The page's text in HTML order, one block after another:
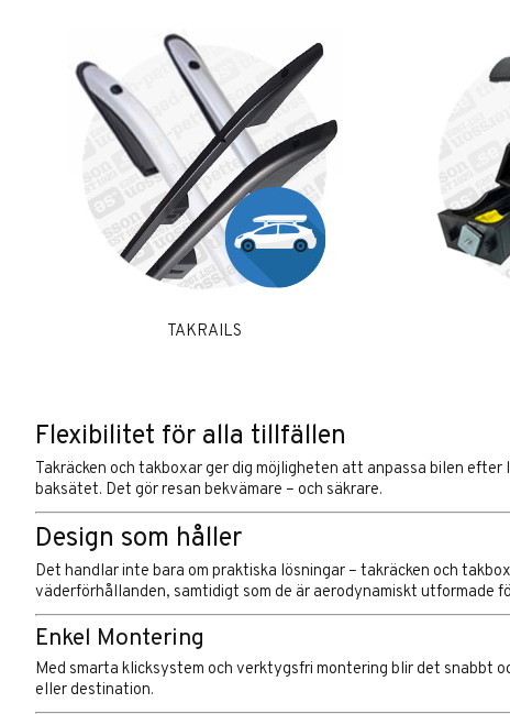
TAKRAILS
Flexibilitet för alla tillfällen
Takräcken och takboxar ger dig möjligheten att anpassa bilen
baksätet. Det gör resan bekvämare – och säkrare.
Design som håller
Det handlar inte bara om praktiska lösningar – takräcken och
väderförhållanden, samtidigt som de är aerodynamiskt utformade
Enkel Montering
Med smarta klicksystem och verktygsfri montering blir det snabbt
eller destination.